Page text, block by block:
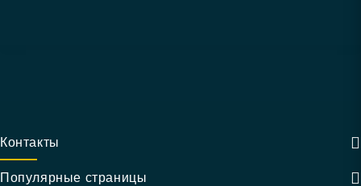
Контакты
Популярные страницы